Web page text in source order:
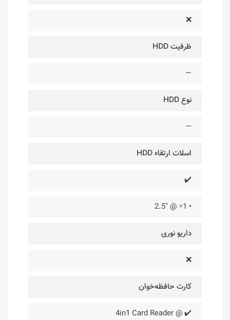
❌
ظرفیت HDD
—
نوع HDD
—
اسلات ارتقاء HDD
✔️
• 1× @ "2.5
داریو نوری
❌
کارت حافظه‌خوان
✔️ @ 4in1 Card Reader